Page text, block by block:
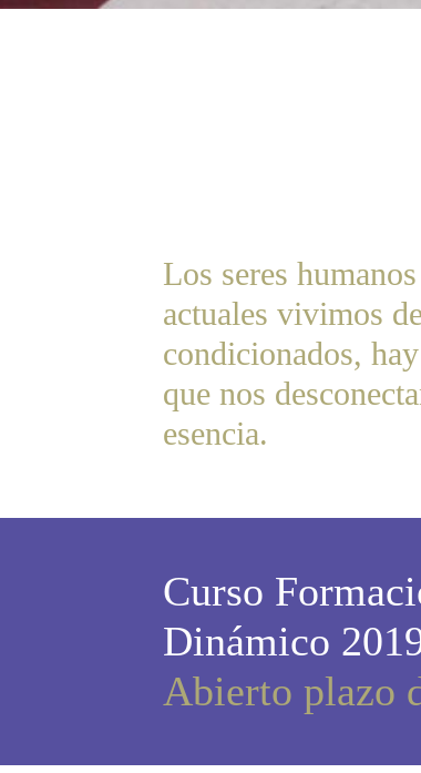
Los seres
actuales vivimos
condicionados,
que nos
esencia.
Curso
Dinámico
Abierto plazo